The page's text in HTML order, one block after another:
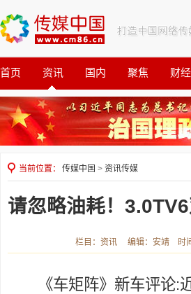
首页 资讯 国内 聚焦 财经
观察 公益
当前位置： 传媒中国 > 资讯传媒
请忽略油耗！
栏目：资讯 编辑：安靖 时
《车矩阵》新车评论